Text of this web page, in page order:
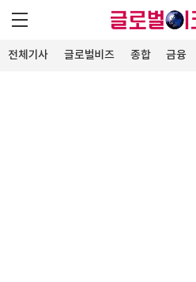
전체기사 글로벌비즈 종합 금융